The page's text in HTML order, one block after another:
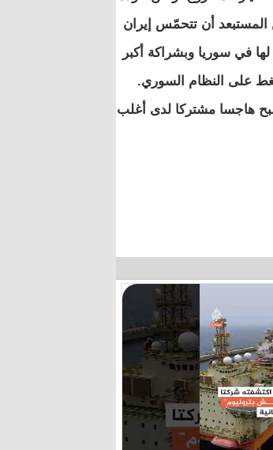
المستبعد أن تتحمّس إيران
في سوريا وبشراكة أكبر
على النظام السوري.
هاجسا مشتركا لدى أغلب